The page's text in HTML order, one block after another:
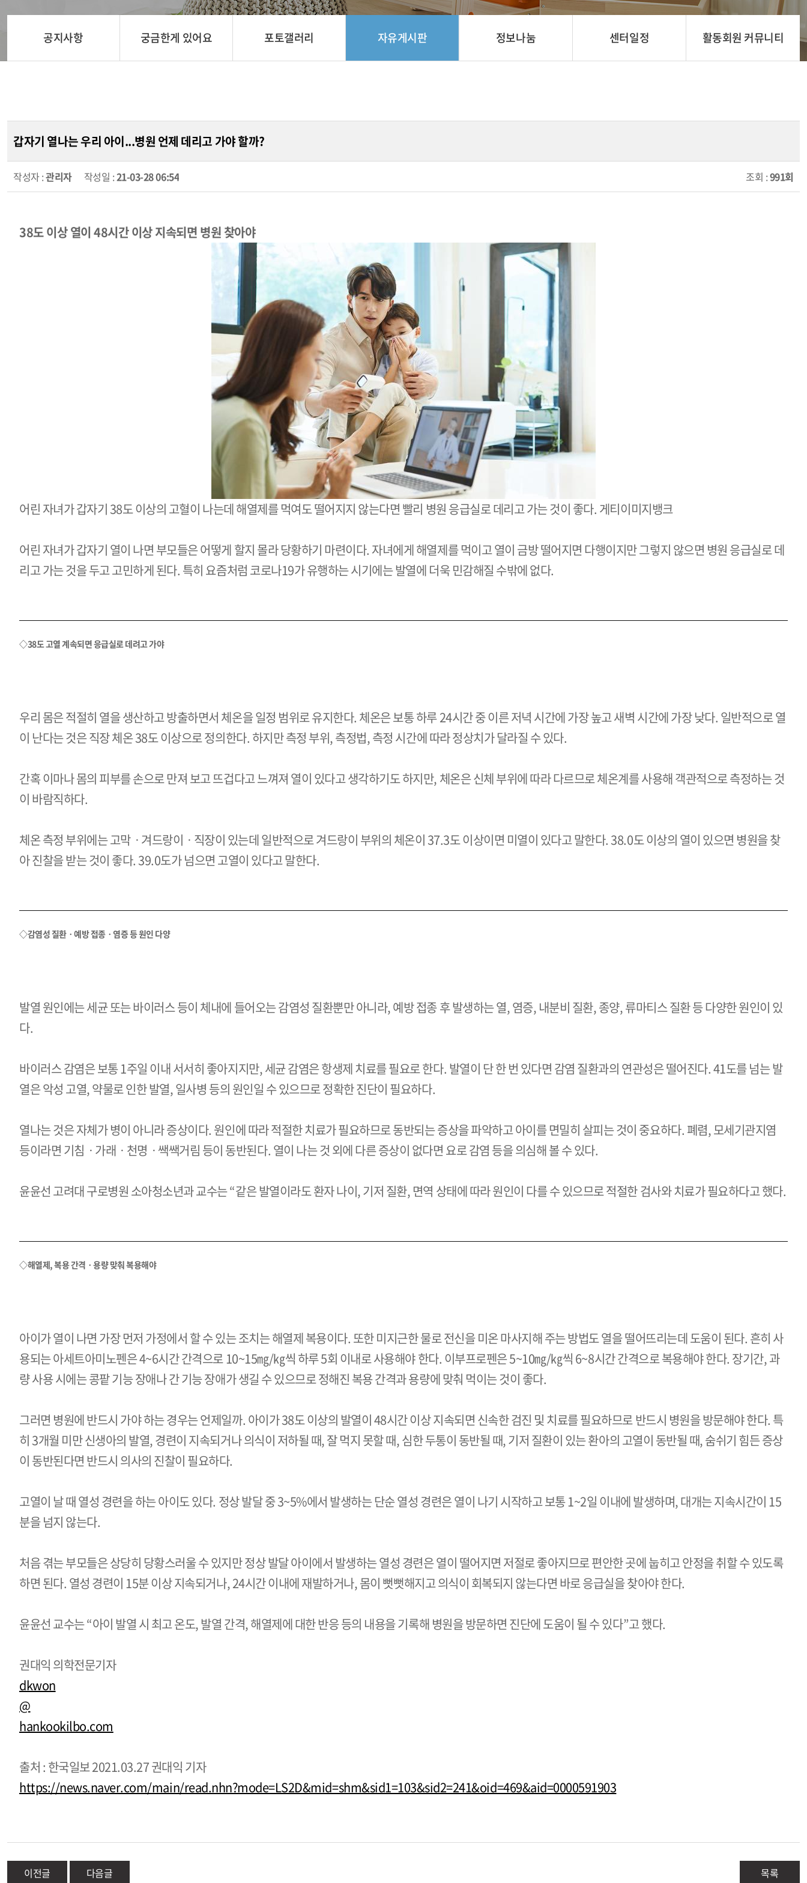
공지사항 궁금한게 있어요 포토갤러리 자유게시판 정보나눔 센터일정 활동회원 커뮤니티
갑자기 열나는 우리 아이...병원 언제 데리고 가야 할까?
작성자 :관리자 작성일 :21-03-28 06:54 조회 :991회
38도 이상 열이48시간 이상 지속되면 병원 찾아야
어린 자녀가 갑자기 38도 이상의 고혈이 나는데 해열제를 먹여도 떨어지지 않는다면 빨리 병원 응급실로 데리고 가는 것이 좋다. 게티이미지뱅크
어린 자녀가 갑자기 열이 나면 부모들은 어떻게 할지 몰라 당황하기 마련이다. 자녀에게 해열제를 먹이고 열이 금방 떨어지면 다행이지만 그렇지 않으면 병원 응급실로 데
리고 가는 것을 두고 고민하게 된다. 특히 요즘처럼 코로나19가 유행하는 시기에는 발열에 더욱 민감해질 수밖에 없다.
◇38도 고열 계속되면 응급실로 데려고 가야
우리 몸은 적절히 열을 생산하고 방출하면서 체온을 일정 범위로 유지한다. 체온은 보통 하루24시간 중 이른 저녁 시간에 가장 높고 새벽 시간에 가장 낮다. 일반적으로 열
이 난다는 것은 직장 체온38도 이상으로 정의한다. 하지만 측정 부위, 측정법, 측정 시간에 따라 정상치가 달라질 수 있다.
간혹 이마나 몸의 피부를 손으로 만져 보고 뜨겁다고 느껴져 열이 있다고 생각하기도 하지만, 체온은 신체 부위에 따라 다르므로 체온계를 사용해 객관적으로 측정하는 것
이 바람직하다.
체온 측정 부위에는 고막ㆍ겨드랑이ㆍ직장이 있는데 일반적으로 겨드랑이 부위의 체온이 37.3도 이상이면 미열이 있다고 말한다. 38.0도 이상의 열이 있으면 병원을 찾
아 진찰을 받는 것이 좋다. 39.0도가 넘으면 고열이 있다고 말한다.
◇감염성 질환ㆍ예방 접종ㆍ염증 등 원인 다양
발열 원인에는 세균 또는 바이러스 등이 체내에 들어오는 감염성 질환뿐만 아니라, 예방 접종 후 발생하는 열, 염증, 내분비 질환, 종양, 류마티스 질환 등 다양한 원인이 있
다.
바이러스 감염은 보통 1주일 이내 서서히 좋아지지만, 세균 감염은 항생제 치료를 필요로 한다. 발열이 단 한 번 있다면 감염 질환과의 연관성은 떨어진다.41도를 넘는 발
열은 악성 고열, 약물로 인한 발열, 일사병 등의 원인일 수 있으므로 정확한 진단이 필요하다.
열나는 것은 자체가 병이 아니라 증상이다. 원인에 따라 적절한 치료가 필요하므로 동반되는 증상을 파악하고 아이를 면밀히 살피는 것이 중요하다. 폐렴, 모세기관지염
등이라면 기침ㆍ가래ㆍ천명ㆍ쌕쌕거림 등이 동반된다. 열이 나는 것 외에 다른 증상이 없다면 요로 감염 등을 의심해 볼 수 있다.
윤윤선 고려대 구로병원 소아청소년과 교수는 “같은 발열이라도 환자 나이, 기저 질환, 면역 상태에 따라 원인이 다를 수 있으므로 적절한 검사와 치료가 필요하다고 했다.
◇해열제, 복용 간격ㆍ용량 맞춰 복용해야
아이가 열이 나면 가장 먼저 가정에서 할 수 있는 조치는 해열제 복용이다. 또한 미지근한 물로 전신을 미온 마사지해 주는 방법도 열을 떨어뜨리는데 도움이 된다. 흔히 사
용되는 아세트아미노펜은4~6시간 간격으로10~15㎎/㎏씩 하루 5회 이내로 사용해야 한다. 이부프로펜은5~10㎎/㎏씩 6~8시간 간격으로 복용해야 한다. 장기간, 과
량 사용 시에는 콩팥 기능 장애나 간 기능 장애가 생길 수 있으므로 정해진 복용 간격과 용량에 맞춰 먹이는 것이 좋다.
그러면 병원에 반드시 가야 하는 경우는 언제일까. 아이가38도 이상의 발열이48시간 이상 지속되면 신속한 검진 및 치료를 필요하므로 반드시 병원을 방문해야 한다. 특
히 3개월 미만 신생아의 발열, 경련이 지속되거나 의식이 저하될 때, 잘 먹지 못할 때, 심한 두통이 동반될 때, 기저 질환이 있는 환아의 고열이 동반될 때, 숨쉬기 힘든 증상
이 동반된다면 반드시 의사의 진찰이 필요하다.
고열이 날 때 열성 경련을 하는 아이도 있다. 정상 발달 중3~5%에서 발생하는 단순 열성 경련은 열이 나기 시작하고 보통1~2일 이내에 발생하며, 대개는 지속시간이 15
분을 넘지 않는다.
처음 겪는 부모들은 상당히 당황스러울 수 있지만 정상 발달 아이에서 발생하는 열성 경련은 열이 떨어지면 저절로 좋아지므로 편안한 곳에 눕히고 안정을 취할 수 있도록
하면 된다. 열성 경련이 15분 이상 지속되거나,24시간 이내에 재발하거나, 몸이 뻣뻣해지고 의식이 회복되지 않는다면 바로 응급실을 찾아야 한다.
윤윤선 교수는 “아이 발열 시 최고 온도, 발열 간격, 해열제에 대한 반응 등의 내용을 기록해 병원을 방문하면 진단에 도움이 될 수 있다”고 했다.
권대익 의학전문기자
dkwon
@
hankookilbo.com
출처 : 한국일보 2021.03.27 권대익 기자
https://news.naver.com/main/read.nhn?mode=LS2D&mid=shm&sid1=103&sid2=241&oid=469&aid=0000591903
이전글 다음글 목록